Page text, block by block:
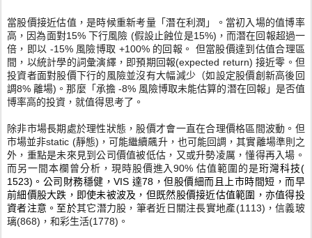
當股價接近估值，是時候重新考量「潛在利潤」。 當初入場的值博率
高，因為面對15%下行風險 (假設止蝕位是15%) ，而潛在回報超過一
倍，即以 -15% 風險博取 +100% 的回報。 但當股價達到估值合理區
間，以統計學的詞彙演繹，即預期回報(expected return) 接近零。但
投資者面對股價下行的風險並沒有大幅減少（如設定股價創新高後回
調8%離場) 。那麼「承擔 -8% 風險博取未能估算的潛在回報」是否值
博率高的投資， 就值得思考了。
除非市場長期處於理性狀態，股價才會一直在合理價格區間波動。 但
市場並非static (靜態)，可能繼續飆升，也可能回調，其實離場準則之
外， 重點是未來見到公司價值被低估，又或升勢凌厲，懂得再入場。
而另一間本欄曾分析，現時股價進入90%估值範圍的是珩灣科技(
1523) 。公司財務穩健，VIS 達78 ，但股價細而且上市時間短，而早
前細價股大跌，即使未被波及， 但既然股價接近估值範圍，亦值得投
資者注意。至於其它潛力股， 筆者近日 關注長實地產(1113) ，信義玻
璃(868) ， 和彩生活(1778) 。